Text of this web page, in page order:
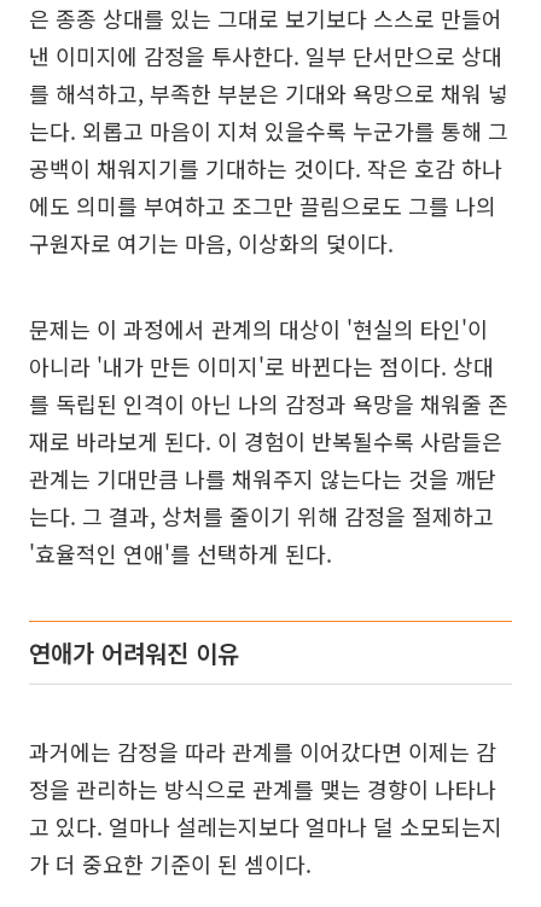
은 종종 상대를 있는 그대로 보기보다 스스로 만들어
낸 이미지에 감정을 투사한다. 일부 단서만으로 상대
를 해석하고, 부족한 부분은 기대와 욕망으로 채워 넣
는다. 외롭고 마음이 지쳐 있을수록 누군가를 통해 그
공백이 채워지기를 기대하는 것이다. 작은 호감 하나
에도 의미를 부여하고 조그만 끌림으로도 그를 나의
구원자로 여기는 마음, 이상화의 덫이다.
문제는 이 과정에서 관계의 대상이 '현실의 타인'이
아니라 '내가 만든 이미지'로 바뀐다는 점이다. 상대
를 독립된 인격이 아닌 나의 감정과 욕망을 채워줄 존
재로 바라보게 된다. 이 경험이 반복될수록 사람들은
관계는 기대만큼 나를 채워주지 않는다는 것을 깨닫
는다. 그 결과, 상처를 줄이기 위해 감정을 절제하고
'효율적인 연애'를 선택하게 된다.
연애가 어려워진 이유
과거에는 감정을 따라 관계를 이어갔다면 이제는 감
정을 관리하는 방식으로 관계를 맺는 경향이 나타나
고 있다. 얼마나 설레는지보다 얼마나 덜 소모되는지
가 더 중요한 기준이 된 셈이다.